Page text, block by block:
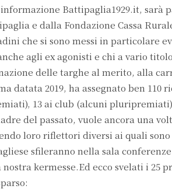
Battipaglia1929.it, sarà
e dalla Fondazione Cassa
che si sono messi in particolare
agli ex agonisti e chi a vario
delle targhe al merito, alla
datata 2019, ha assegnato ben
13 ai club (alcuni
del passato, vuole ancora una
loro riflettori diversi ai quali
sfileranno nella sala
nostra kermesse.Ed ecco svelati i